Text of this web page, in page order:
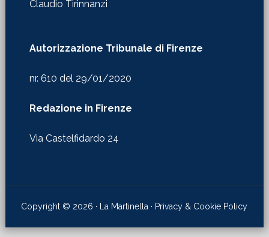
Claudio Tirinnanzi
Autorizzazione Tribunale di Firenze
nr. 610 del 29/01/2020
Redazione in Firenze
Via Castelfidardo 24
Copyright © 2026 · La Martinella · Privacy & Cookie Policy